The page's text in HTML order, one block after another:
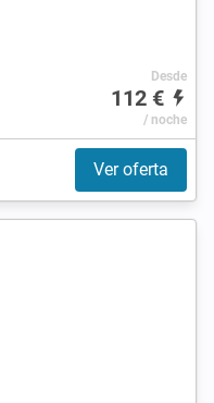
Desde
112 €
/ noche
Ver oferta